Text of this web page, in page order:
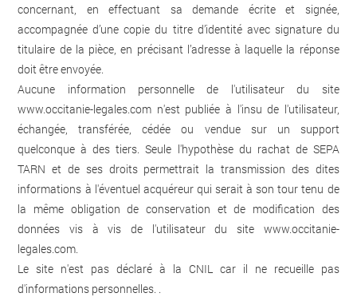
concernant, en effectuant sa demande écrite et signée,
accompagnée d’une copie du titre d’identité avec signature du
titulaire de la pièce, en précisant l’adresse à laquelle la réponse
doit être envoyée.
Aucune information personnelle de l'utilisateur du site
www.occitanie-legales.com n'est publiée à l'insu de l'utilisateur,
échangée, transférée, cédée ou vendue sur un support
quelconque à des tiers. Seule l'hypothèse du rachat de SEPA
TARN et de ses droits permettrait la transmission des dites
informations à l'éventuel acquéreur qui serait à son tour tenu de
la même obligation de conservation et de modification des
données vis à vis de l'utilisateur du site www.occitanie-
legales.com.
Le site n'est pas déclaré à la CNIL car il ne recueille pas
d'informations personnelles. .